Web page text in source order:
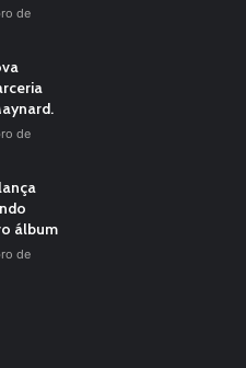
de
de
álbum
de